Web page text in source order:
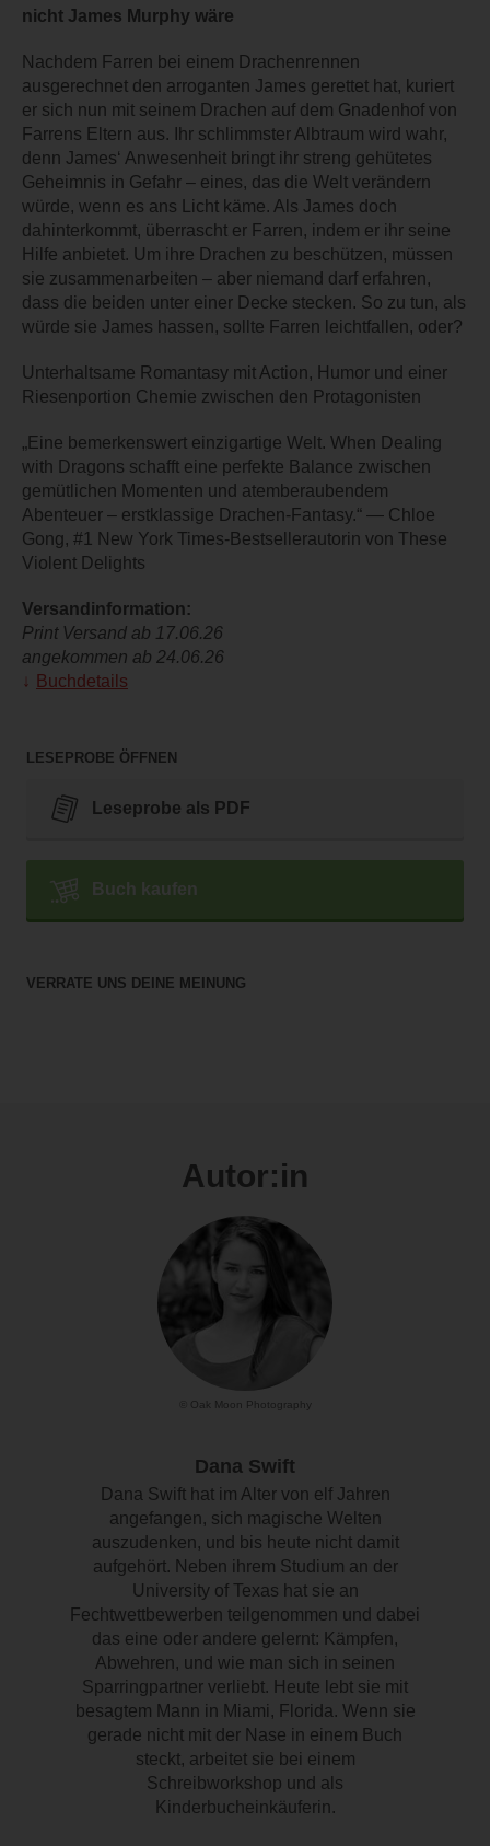
nicht James Murphy wäre
Nachdem Farren bei einem Drachenrennen
ausgerechnet den arroganten James gerettet hat, kuriert
er sich nun mit seinem Drachen auf dem Gnadenhof von
Farrens Eltern aus. Ihr schlimmster Albtraum wird wahr,
denn James‘ Anwesenheit bringt ihr streng gehütetes
Geheimnis in Gefahr – eines, das die Welt verändern
würde, wenn es ans Licht käme. Als James doch
dahinterkommt, überrascht er Farren, indem er ihr seine
Hilfe anbietet. Um ihre Drachen zu beschützen, müssen
sie zusammenarbeiten – aber niemand darf erfahren,
dass die beiden unter einer Decke stecken. So zu tun, als
würde sie James hassen, sollte Farren leichtfallen, oder?
Unterhaltsame Romantasy mit Action, Humor und einer
Riesenportion Chemie zwischen den Protagonisten
„Eine bemerkenswert einzigartige Welt. When Dealing
with Dragons schafft eine perfekte Balance zwischen
gemütlichen Momenten und atemberaubendem
Abenteuer – erstklassige Drachen-Fantasy.“ — Chloe
Gong, #1 New York Times-Bestsellerautorin von These
Violent Delights
Versandinformation:
Print Versand ab 17.06.26
angekommen ab 24.06.26
Buchdetails
LESEPROBE ÖFFNEN
Leseprobe als PDF
Buch kaufen
VERRATE UNS DEINE MEINUNG
Autor:in
© Oak Moon Photography
Dana Swift
Dana Swift hat im Alter von elf Jahren
angefangen, sich magische Welten
auszudenken, und bis heute nicht damit
aufgehört. Neben ihrem Studium an der
University of Texas hat sie an
Fechtwettbewerben teilgenommen und dabei
das eine oder andere gelernt: Kämpfen,
Abwehren, und wie man sich in seinen
Sparringpartner verliebt. Heute lebt sie mit
besagtem Mann in Miami, Florida. Wenn sie
gerade nicht mit der Nase in einem Buch
steckt, arbeitet sie bei einem
Schreibworkshop und als
Kinderbucheinkäuferin.